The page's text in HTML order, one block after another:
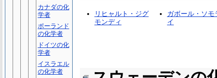
リヒャルト・ジグ
モンディ
ガボール・ソモ
イ
カナダの化
学者
ポーランド
の化学者
ドイツの化
学者
イスラエル
の化学者